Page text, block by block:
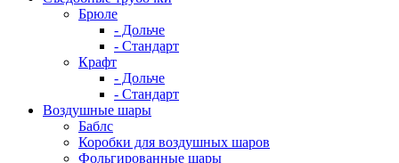
Брюле
- Дольче
- Стандарт
Крафт
- Дольче
- Стандарт
Воздушные шары
Баблс
Коробки для воздушных шаров
Фольгированные шары